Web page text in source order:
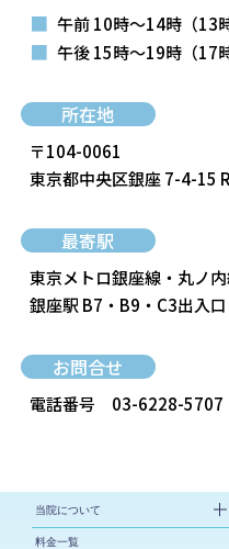
■ 午前 10時～14時 （13
■ 午後 15時～19時 （17
所在地
〒104-0061
東京都中央区銀座 7-4-15
最寄駅
東京メトロ銀座線・丸ノ
銀座駅 B7・B9・C3出入
お問合せ
電話番号 03-6228-5707
当院について
料金一覧